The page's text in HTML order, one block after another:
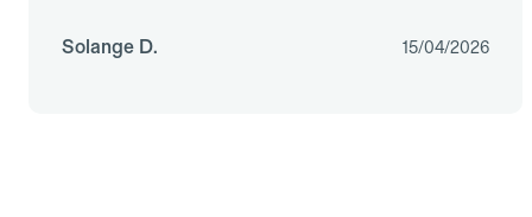
Solange D. 15/04/2026